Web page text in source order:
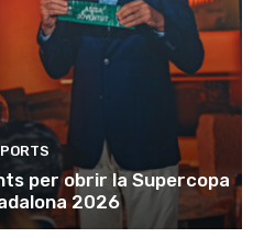
per obrir la Supercopa
2026